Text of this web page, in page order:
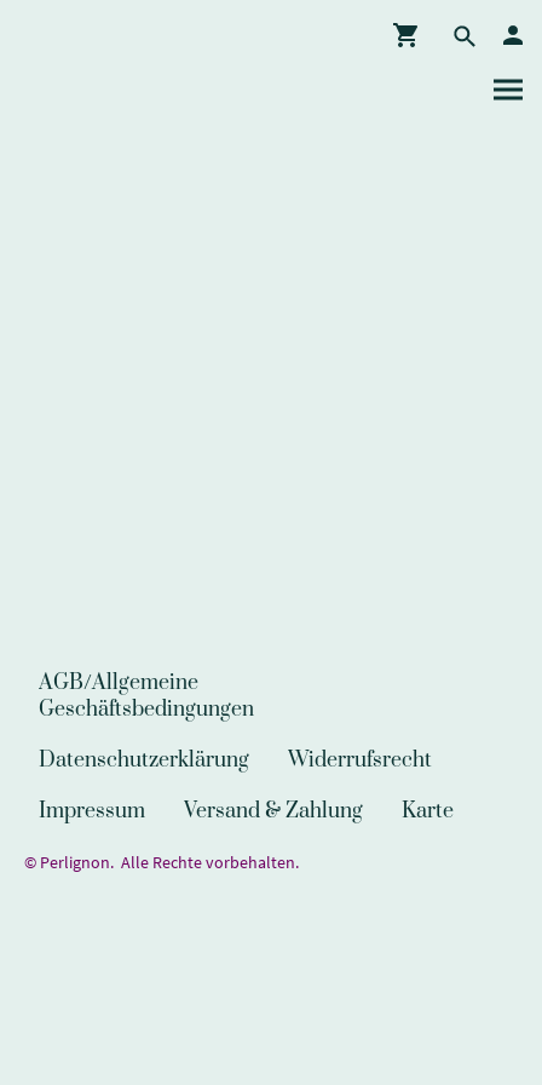
AGB/Allgemeine
Geschäftsbedingungen
Datenschutzerklärung
Widerrufsrecht
Impressum
Versand & Zahlung Karte
© Perlignon. Alle Rechte vorbehalten.